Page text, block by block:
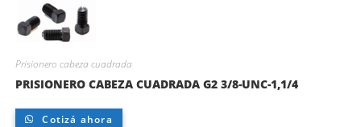
Prisionero cabeza cuadrada
PRISIONERO CABEZA CUADRADA G2 3/8-UNC-1,1/4
Cotizá ahora